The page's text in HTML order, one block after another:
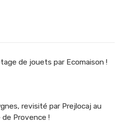
de jouets par Ecomaison !
revisité par Prejlocaj au
Provence !